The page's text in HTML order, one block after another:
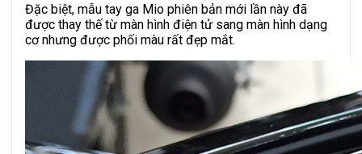
Đặc biệt, mẫu tay ga Mio phiên bản mới lần này đã
được thay thế từ màn hình điện tử sang màn hình dạng
cơ nhưng được phối màu rất đẹp mắt.